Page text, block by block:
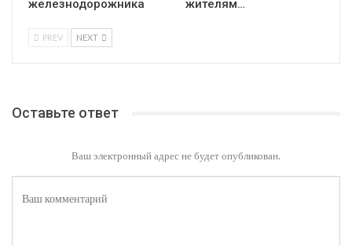
железнодорожника
жителям…
PREV NEXT
Оставьте ответ
Ваш электронный адрес не будет опубликован.